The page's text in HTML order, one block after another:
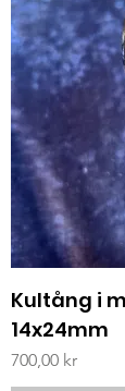
Kultång i
14x24mm
Pris
700,00 kr